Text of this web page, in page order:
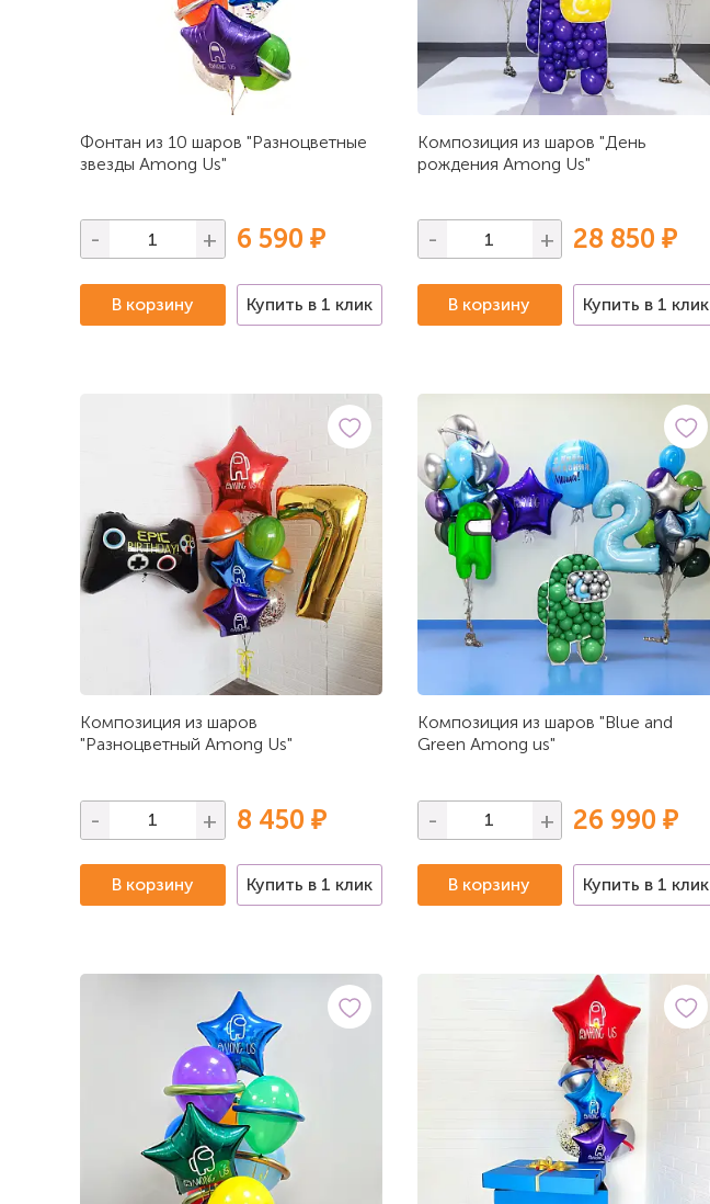
Фонтан из 10 шаров "Разноцветные
звезды Among Us"
- + 6 590 ₽
В корзину Купить в 1 клик
Композиция из шаров "День
рождения Among Us"
- + 28 850 ₽
В корзину Купить в 1 клик
Композиция из шаров
"Разноцветный Among Us"
- + 8 450 ₽
В корзину Купить в 1 клик
Композиция из шаров "Blue and
Green Among us"
- + 26 990 ₽
В корзину Купить в 1 клик